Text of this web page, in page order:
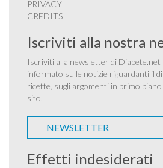
PRIVACY
CREDITS
Iscriviti alla nostra
Iscriviti alla newsletter di Diabete.net
informato sulle notizie riguardanti il
ricette, sugli argomenti in primo piano
sito.
NEWSLETTER
Effetti indesiderati